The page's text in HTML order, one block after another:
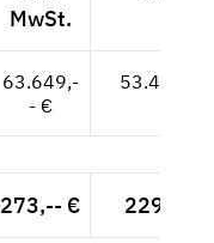
MwSt.
63.649,-
- €
53.487,--
273,-- € 229,41 €